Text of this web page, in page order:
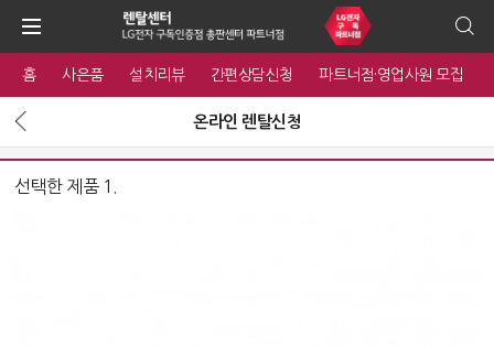
홈 사은품 설치리뷰 간편상담신청 파트너점·영업사원 모집
온라인 렌탈신청
선택한 제품 1.